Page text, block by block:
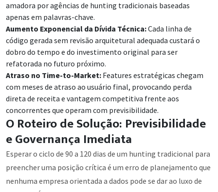
amadora por agências de hunting tradicionais baseadas
apenas em palavras-chave.
Aumento Exponencial da Dívida Técnica:Cada linha de
código gerada sem revisão arquitetural adequada custará o
dobro do tempo e do investimento original para ser
refatorada no futuro próximo.
Atraso no Time-to-Market: Features estratégicas chegam
com meses de atraso ao usuário final, provocando perda
direta de receita e vantagem competitiva frente aos
concorrentes que operam com previsibilidade.
O Roteiro de Solução: Previsibilidade
e Governança Imediata
Esperar o ciclo de 90 a 120 dias de um hunting tradicional para
preencher uma posição crítica é um erro de planejamento que
nenhuma empresa orientada a dados pode se dar ao luxo de